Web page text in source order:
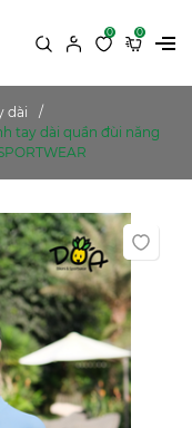
0 0
dài
tay dài quần đùi năng